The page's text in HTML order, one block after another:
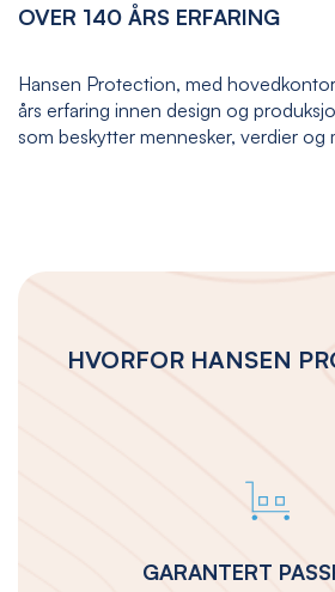
OVER 140 ÅRS ERFARING
Hansen Protection, med
års erfaring innen design og
som beskytter mennesker, verdier og
HVORFOR HANSEN
GARANTERT